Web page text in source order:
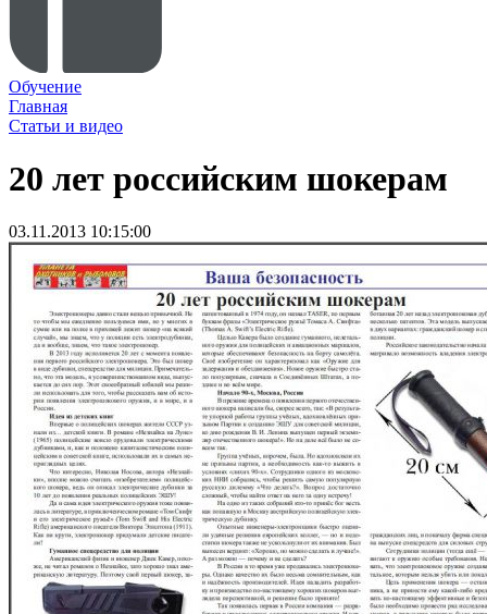
Обучение
Главная
Статьи и видео
20 лет российским шокерам
03.11.2013 10:15:00